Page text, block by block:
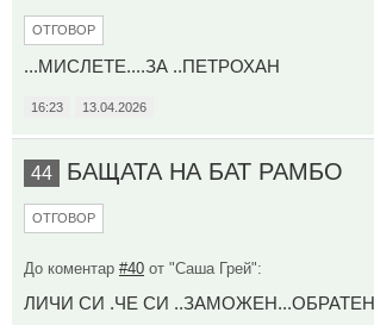
ОТГОВОР
...МИСЛЕТЕ....ЗА ..ПЕТРОХАН
16:23 13.04.2026
44 БАЩАТА НА БАТ РАМБО
ОТГОВОР
До коментар #40 от "Саша Грей":
ЛИЧИ СИ .ЧЕ СИ ..ЗАМОЖЕН...ОБРАТЕН